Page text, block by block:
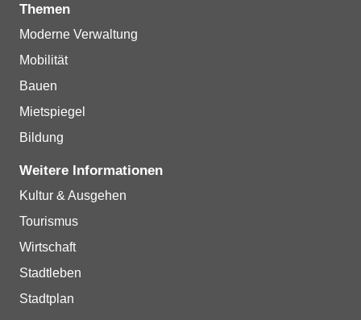
Themen
Moderne Verwaltung
Mobilität
Bauen
Mietspiegel
Bildung
Weitere Informationen
Kultur & Ausgehen
Tourismus
Wirtschaft
Stadtleben
Stadtplan